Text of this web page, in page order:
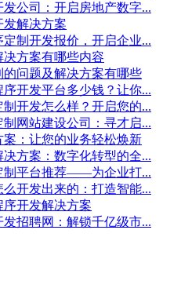
公司：开启房地产数字...
发解决方案
制开发报价，开启企业...
方案有哪些内容
问题及解决方案有哪些
开发平台多少钱？让你...
开发怎么样？开启您的...
网站建设公司：寻才启...
：让您的业务轻松焕新
方案：数字化转型的全...
制平台推荐——为企业打...
开发出来的：打造智能...
开发解决方案
招聘网：解锁千亿级市...